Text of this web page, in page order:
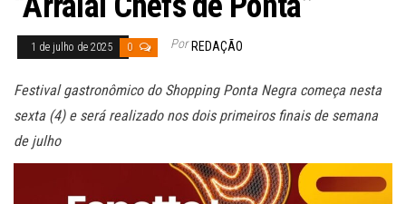
1 de julho de 2025 0 Por REDAÇÃO
Festival gastronômico do Shopping Ponta Negra começa nesta
sexta (4) e será realizado nos dois primeiros finais de semana
de julho